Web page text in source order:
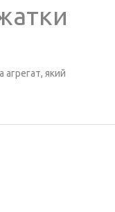
агрегат, який